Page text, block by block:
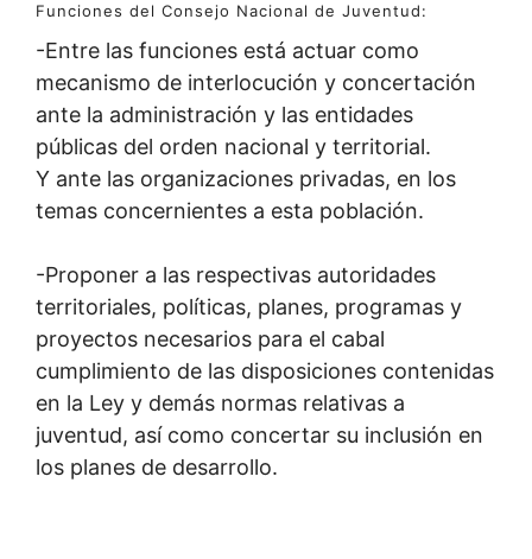
Funciones del Consejo Nacional de Juventud:
-Entre las funciones está actuar como
mecanismo de interlocución y concertación
ante la administración y las entidades
públicas del orden nacional y territorial.
Y ante las organizaciones privadas, en los
temas concernientes a esta población.
-Proponer a las respectivas autoridades
territoriales, políticas, planes, programas y
proyectos necesarios para el cabal
cumplimiento de las disposiciones contenidas
en la Ley y demás normas relativas a
juventud, así como concertar su inclusión en
los planes de desarrollo.